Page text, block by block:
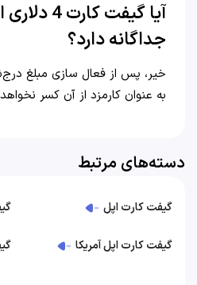
آیا گیفت
جداگانه دارد؟
خیر، پس از فعال سازی مبلغ
به عنوان کارمزد از آن کسر
دسته‌های مرتبط
گیفت کارت اپل
گیفت کارت اپل آمریکا